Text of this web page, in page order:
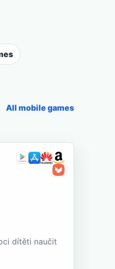
All mobile games
dítěti naučit